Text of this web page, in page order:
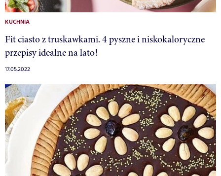
KUCHNIA
Fit ciasto z truskawkami. 4 pyszne i niskokaloryczne
przepisy idealne na lato!
17.05.2022